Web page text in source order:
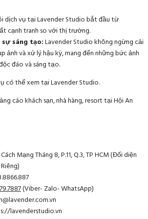
dịch vụ tại Lavender Studio bắt đầu từ
cạnh tranh so với thị trường.
sáng tạo:Lavender Studio không ngừng cải
ảnh và xử lý hậu kỳ, mang đến những bức ảnh
đáo và sáng tạo.
có thể xem tại Lavender Studio.
Mạng Tháng 8, P.11, Q.3, TP HCM (Đối diện
(Viber- Zalo- WhatsApp)
lavenderstudio.vn